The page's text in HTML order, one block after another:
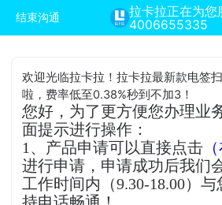
结束沟通
拉卡拉正在为您
4006655335
欢迎光临拉卡拉！拉卡拉最新款电签
啦，费率低至0.38%秒到不加3！
您好，为了更方便您办理业
面提示进行操作：
1、产品申请可以直接点击
进行申请，申请成功后我们
工作时间内（9.30-18.00）